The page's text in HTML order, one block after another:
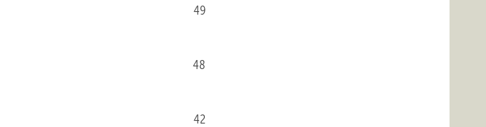
49
48
42